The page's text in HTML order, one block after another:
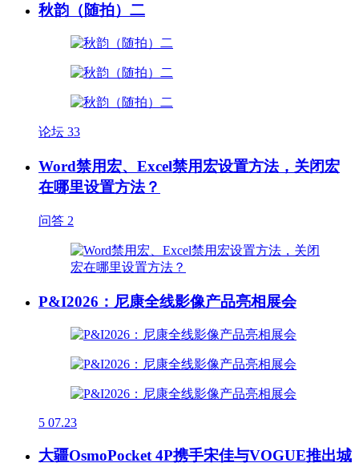
秋韵（随拍）二
论坛 33
Word禁用宏、Excel禁用宏设置方法，关闭宏
在哪里设置方法？
问答 2
P&I2026：尼康全线影像产品亮相展会
5 07.23
大疆OsmoPocket 4P携手宋佳与VOGUE推出城